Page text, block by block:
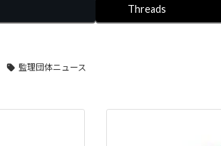
Threads
監理団体ニュース